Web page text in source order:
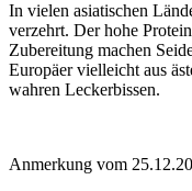
In vielen asiatischen
verzehrt. Der hohe
Zubereitung machen
Europäer vielleicht aus
wahren Leckerbissen.
Anmerkung vom